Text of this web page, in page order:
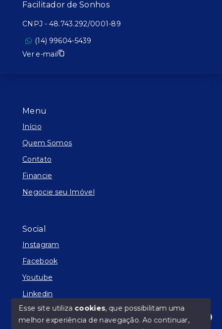
Menu
Início
Quem Somos
Contato
Financie
Negocie seu Imóvel
Social
Instagram
Facebook
Youtube
Linkedin
Facilitador de Sonhos
CNPJ - 48.743.292/0001-89
(14) 99604-5439
Ver e-mail
Esse site utiliza cookies, que possibilitam uma
melhor experiência de navegação.Ao continuar,